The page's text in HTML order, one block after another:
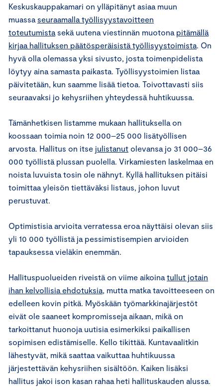
Keskuskauppakamari on ylläpitänyt asiaa muun
muassa seuraamalla työllisyystavoitteen
toteutumista sekä uutena viestinnän muotona pitämällä
kirjaa hallituksen päätösperäisistä työllisyystoimista. On
hyvä olla olemassa yksi sivusto, josta toimenpidelista
löytyy aina samasta paikasta. Työllisyystoimien listaa
päivitetään, kun saamme lisää tietoa. Toivottavasti siis
seuraavaksi jo kehysriihen yhteydessä huhtikuussa.
Tämänhetkisen listamme mukaan hallituksella on
koossaan toimia noin 12 000–25 000 lisätyöllisen
arvosta. Hallitus on itse julistanut olevansa jo 31 000–36
000 työllistä plussan puolella. Virkamiesten laskelmaa en
noista luvuista tosin ole nähnyt. Kyllä hallituksen pitäisi
toimittaa yleisön tiettäväksi listaus, johon luvut
perustuvat.
Optimistisia arvioita verratessa eroa näyttäisi olevan siis
yli 10 000 työllistä ja pessimistisempien arvioiden
tapauksessa vieläkin enemmän.
Hallituspuolueiden riveistä on viime aikoina tullut jotain
ihan kelvollisia ehdotuksia, mutta matka tavoitteeseen on
edelleen kovin pitkä. Myöskään työmarkkinajärjestöt
eivät ole saaneet kompromisseja aikaan, mikä on
tarkoittanut huonoja uutisia esimerkiksi paikallisen
sopimisen edistämiselle. Kello tikittää. Kuntavaalitkin
lähestyvät, mikä saattaa vaikuttaa huhtikuussa
järjestettävän kehysriihen sisältöön. Kaiken lisäksi
hallitus jakoi ison kasan rahaa heti hallituskauden alussa.